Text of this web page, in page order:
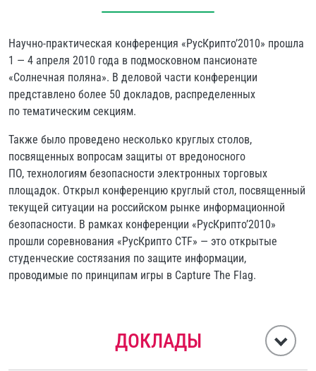
Научно-практическая конференция «РусКрипто’2010» прошла
1 — 4 апреля 2010 года в подмосковном пансионате
«Солнечная поляна». В деловой части конференции
представлено более 50 докладов, распределенных
по тематическим секциям.
Также было проведено несколько круглых столов,
посвященных вопросам защиты от вредоносного
ПО, технологиям безопасности электронных торговых
площадок. Открыл конференцию круглый стол, посвященный
текущей ситуации на российском рынке информационной
безопасности. В рамках конференции «РусКрипто’2010»
прошли соревнования «РусКрипто CTF» — это открытые
студенческие состязания по защите информации,
проводимые по принципам игры в Capture The Flag.
ДОКЛАДЫ